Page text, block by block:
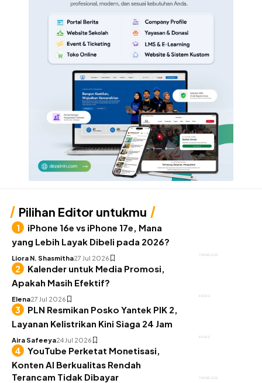
Pilihan Editor untukmu
TEKNOLOGI
iPhone 16e vs iPhone 17e, Mana
yang Lebih Layak Dibeli pada 2026?
Liora N. Shasmitha27 Jul 2026
BISNIS
Kalender untuk Media Promosi,
Apakah Masih Efektif?
Elena27 Jul 2026
BISNIS
PLN Resmikan Posko Yantek PIK 2,
Layanan Kelistrikan Kini Siaga 24 Jam
Aira Safeeya24 Jul 2026
TEKNOLOGI
YouTube Perketat Monetisasi,
Konten AI Berkualitas Rendah
Terancam Tidak Dibayar